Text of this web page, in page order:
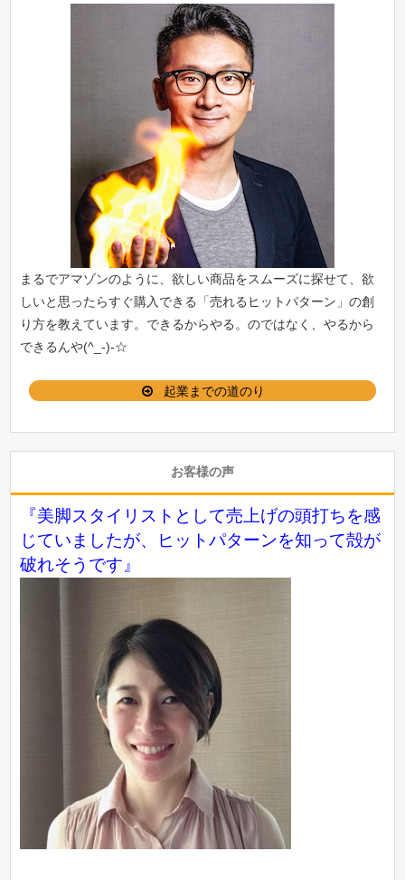
まるでアマゾンのように、欲しい商品をスムーズに探せて、欲
しいと思ったらすぐ購入できる「売れるヒットパターン 」の創
り方を教えています。できるからやる。のではなく、やるから
できるんや(^_-)-☆
起業までの道のり
お客様の声
『美脚スタイリストとして売上げの頭打ちを感
じていましたが、ヒットパターンを知って殻が
破れそうです』